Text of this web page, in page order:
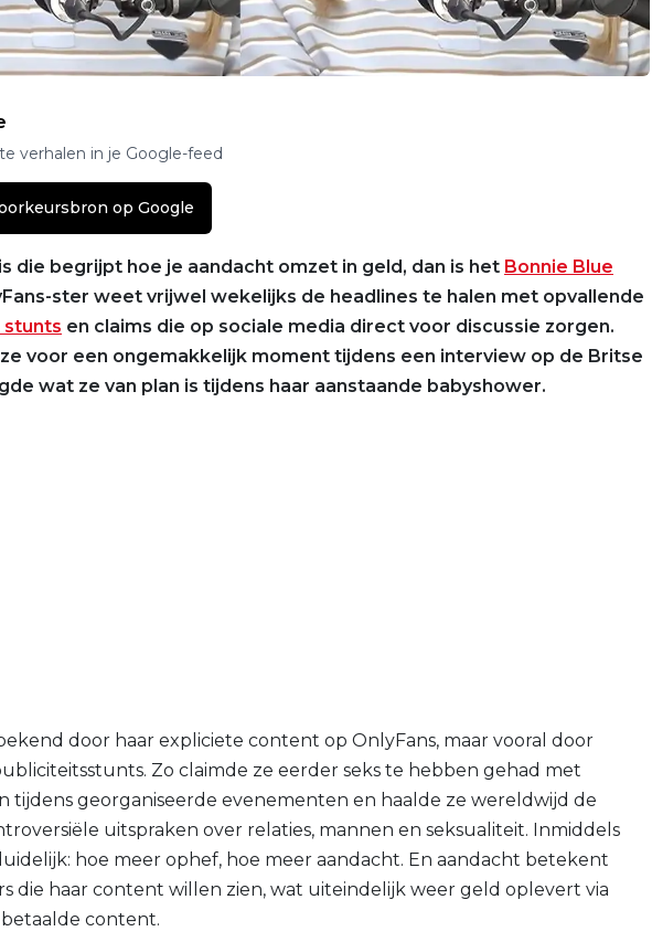
verhalen in je Google-feed
op Google
die begrijpt hoe je aandacht omzet in geld, dan is het Bonnie Blue
ster weet vrijwel wekelijks de headlines te halen met opvallende
stunts en claims die op sociale media direct voor discussie zorgen.
voor een ongemakkelijk moment tijdens een interview op de Britse
wat ze van plan is tijdens haar aanstaande babyshower.
door haar expliciete content op OnlyFans, maar vooral door
Zo claimde ze eerder seks te hebben gehad met
tijdens georganiseerde evenementen en haalde ze wereldwijd de
uitspraken over relaties, mannen en seksualiteit. Inmiddels
hoe meer ophef, hoe meer aandacht. En aandacht betekent
die haar content willen zien, wat uiteindelijk weer geld oplevert via
content.